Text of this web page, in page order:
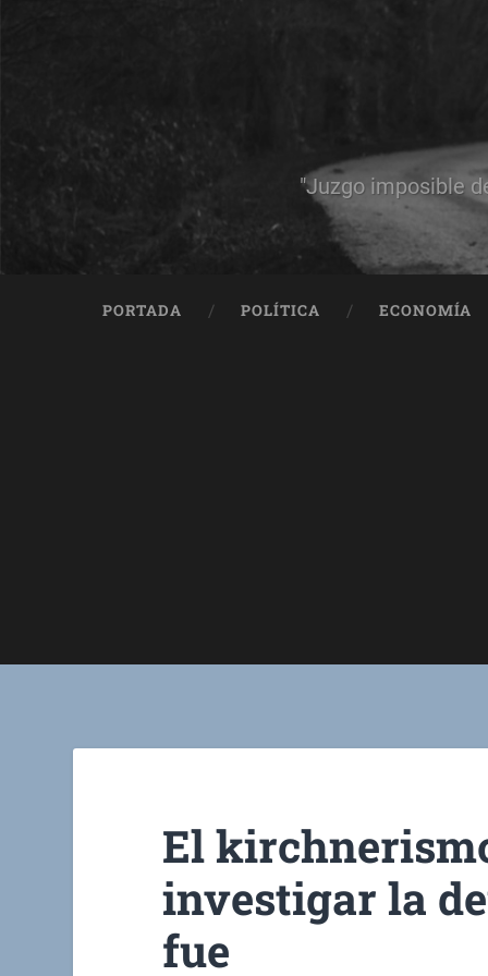
"Juzgo imposible
PORTADA POLÍTICA ECONOMÍA
El
investigar la
fue